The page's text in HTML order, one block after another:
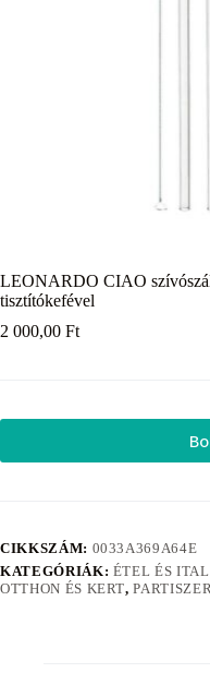
LEONARDO CIAO szívószál
tisztítókefével
2 000,00 Ft
CIKKSZÁM: 0033A369A64E
KATEGÓRIÁK: ÉTEL ÉS
OTTHON ÉS KERT,